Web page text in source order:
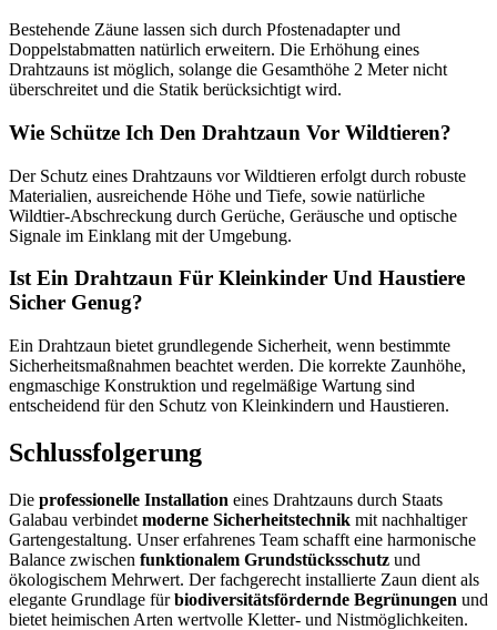
Bestehende Zäune lassen sich durch Pfostenadapter und
Doppelstabmatten natürlich erweitern. Die Erhöhung eines
Drahtzauns ist möglich, solange die Gesamthöhe 2 Meter nicht
überschreitet und die Statik berücksichtigt wird.
Wie Schütze Ich Den Drahtzaun Vor Wildtieren?
Der Schutz eines Drahtzauns vor Wildtieren erfolgt durch robuste
Materialien, ausreichende Höhe und Tiefe, sowie natürliche
Wildtier-Abschreckung durch Gerüche, Geräusche und optische
Signale im Einklang mit der Umgebung.
Ist Ein Drahtzaun Für Kleinkinder Und Haustiere
Sicher Genug?
Ein Drahtzaun bietet grundlegende Sicherheit, wenn bestimmte
Sicherheitsmaßnahmen beachtet werden. Die korrekte Zaunhöhe,
engmaschige Konstruktion und regelmäßige Wartung sind
entscheidend für den Schutz von Kleinkindern und Haustieren.
Schlussfolgerung
Die professionelle Installation eines Drahtzauns durch Staats
Galabau verbindet moderne Sicherheitstechnik mit nachhaltiger
Gartengestaltung. Unser erfahrenes Team schafft eine harmonische
Balance zwischen funktionalem Grundstücksschutz und
ökologischem Mehrwert. Der fachgerecht installierte Zaun dient als
elegante Grundlage fürbiodiversitätsfördernde Begrünungen und
bietet heimischen Arten wertvolle Kletter- und Nistmöglichkeiten.